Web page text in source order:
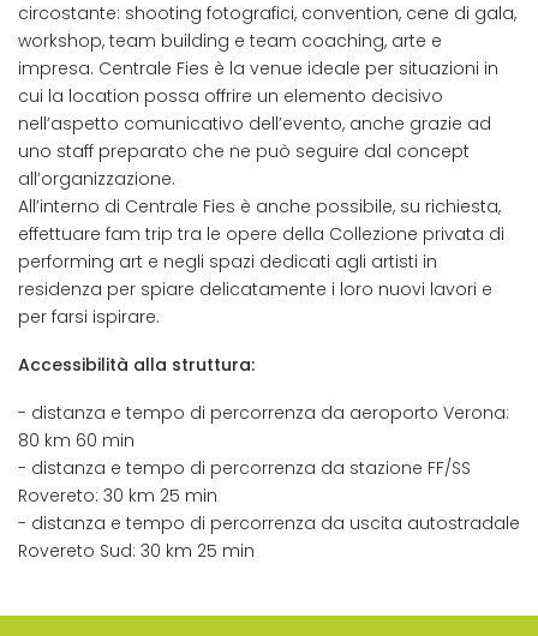
circostante: shooting fotografici, convention, cene di gala,
workshop, team building e team coaching, arte e
impresa. Centrale Fies è la venue ideale per situazioni in
cui la location possa offrire un elemento decisivo
nell’aspetto comunicativo dell’evento, anche grazie ad
uno staff preparato che ne può seguire dal concept
all’organizzazione.
All’interno di Centrale Fies è anche possibile, su richiesta,
effettuare fam trip tra le opere della Collezione privata di
performing art e negli spazi dedicati agli artisti in
residenza per spiare delicatamente i loro nuovi lavori e
per farsi ispirare.
Accessibilità alla struttura:
- distanza e tempo di percorrenza da aeroporto Verona:
80 km 60 min
- distanza e tempo di percorrenza da stazione FF/SS
Rovereto: 30 km 25 min
- distanza e tempo di percorrenza da uscita autostradale
Rovereto Sud: 30 km 25 min